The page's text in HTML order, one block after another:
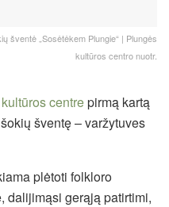
šventė „Sosėtėkem Plungie“ | Plungės
kultūros centro nuotr.
centrepirmą kartą
šventę – varžytuves
plėtoti folkloro
dalijimąsi gerąją patirtimi,